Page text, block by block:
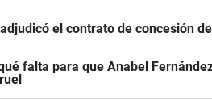
el contrato de concesión
falta para que Anabel